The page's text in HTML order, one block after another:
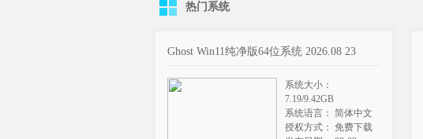
热门系统
Ghost Win11纯净版64位系统 2026.08 23
系统大小：
7.19/9.42GB
系统语言： 简体中文
授权方式： 免费下载